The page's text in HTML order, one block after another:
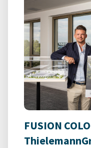
FUSION